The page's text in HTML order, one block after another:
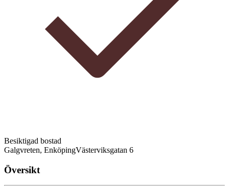
Besiktigad bostad
Galgvreten, EnköpingVästerviksgatan 6
Översikt